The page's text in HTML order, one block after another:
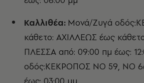
Καλλιθέα: Μονά/Ζυγά
κάθετο: ΑΧΙΛΛΕΩΣ έως
ΠΛΕΣΣΑ από: 09:00 πμ έως:
οδός:ΚΕΚΡΟΠΟΣ ΝΟ 59, ΝΟ